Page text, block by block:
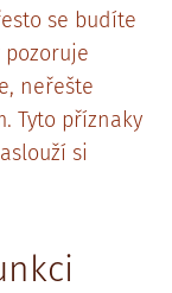
se budíte
neřešte
Tyto příznaky
si